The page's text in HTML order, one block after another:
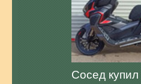
Сосед купил